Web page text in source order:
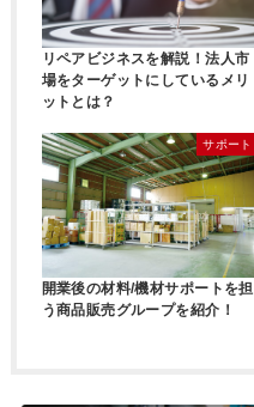
リペアビジネスを解説！法人市
場をターゲットにしているメリ
ットとは？
サポート
開業後の材料/機材サポートを担
う商品販売グループを紹介！